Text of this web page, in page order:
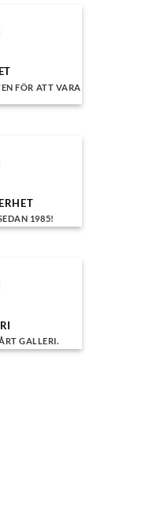
FÖR ATT VARA
1985!
GALLERI.